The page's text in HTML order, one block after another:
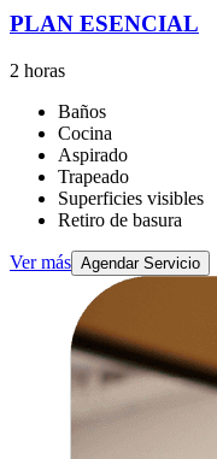
PLAN ESENCIAL
2 horas
Baños
Cocina
Aspirado
Trapeado
Superficies visibles
Retiro de basura
Ver más Agendar Servicio